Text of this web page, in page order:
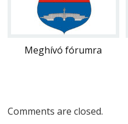
Meghívó fórumra
Comments are closed.